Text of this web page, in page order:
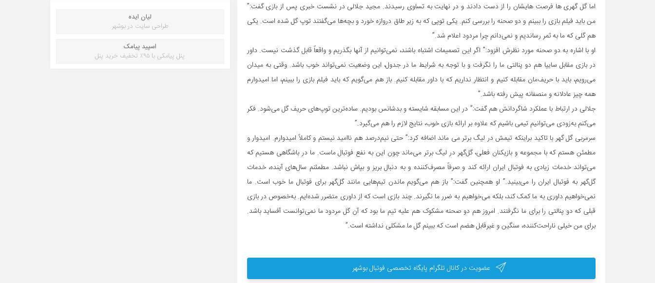
اما گل گهری ها فرصت هایشان را از دست دادند و در نهایت به تساوی رسیدند. مجید جلالی در نشست خبری پس از بازی گفت:”
من باید فیلم بازی را ببینم و دو صحنه را بررسی کنم. یکی توپی که به زیر طاق دروازه خورد و بچه‌ها می‌گفتند توپ گل شده است. یکی
هم گلی که ما به ثمر رساندیم و نمی‌دانم چرا مردود اعلام شد.”
او با اشاره به دو صحنه مورد نظرش افزود:” اگر این تصمیمات اشتباه باشند، نمی‌توانیم از آنها بگذریم و واقعاً قابل گذشت نیست. داور
در بازی مقابل سایپا هم دو پنالتی ما را نگرفت و با توجه به شرایط ما در جدول، این وضعیت نمی‌تواند خوب باشد. وقتی به میدان
می‌رویم، باید با حریف‌مان مقابله کنیم و انتظار نداریم که با داور مقابله کنیم. باز هم می‌گویم که باید فیلم بازی را ببینم، اما امیدوارم
همه چیز عادلانه و منصفانه پیش رفته باشد.”
جلالی در ارتباط با عملکرد شاگردانش هم گفت:” در این مسابقه شایسته و بدشانس بودیم. ساده‌ترین توپ‌های حریف گل می‌شود. فکر
می‌کنم به‌زودی می‌توانیم تیمی باشیم که علاوه بر ارائه بازی خوب، نتایج لازم را هم می‌گیرد.”
سرمربی گل گهر با تاکید براینکه تیمش در لیگ برتر می ماند اضافه کرد:” حتی نیم‌درصد هم ناامید نیستم و کاملاً امیدوارم. امیدوار و
مطمئن هستم که با مجموعه و بازیکنان فعلی، گل‌گهر در لیگ برتر می‌ماند چون این به نفع فوتبال ماست. ما در باشگاهی هستیم که
می‌تواند خدمات زیادی به فوتبال ایران ارائه کند و صرفاً مصرف‌کننده و به دنبال بریز و بپاش نباشد. مطمئنم سال‌های آینده، خدمات
گل‌گهر به فوتبال ایران را می‌بینید.” او همچنین گفت:” باز هم می‌گویم ماندن تیم‌هایی مانند گل‌گهر برای فوتبال ما خوب است. ما
نمی‌خواهیم داوری به ما کمک کند، بلکه می‌خواهیم به ضرر ما نگیرند. چند بازی است که از داوری متضرر شده‌ایم. به‌خصوص در بازی
قبلی که دو پنالتی را برای ما نگرفتند. امروز هم دو صحنه مشکوک هم علیه تیم ما بود که آن گل مردود ما نمی‌توانست آفساید باشد.
برای من خیلی ناراحت‌کننده، سنگین و غیرقابل هضم است که ببینم گل ما مشکلی نداشته است.”
عضویت در کانال تلگرام پایگاه تخصصی فوتبال بوشهر
لیان ایده
طراحی سایت در بوشهر
اسپید پیامک
پنل پیامکی با ۹۵٪ تخفیف خرید پنل